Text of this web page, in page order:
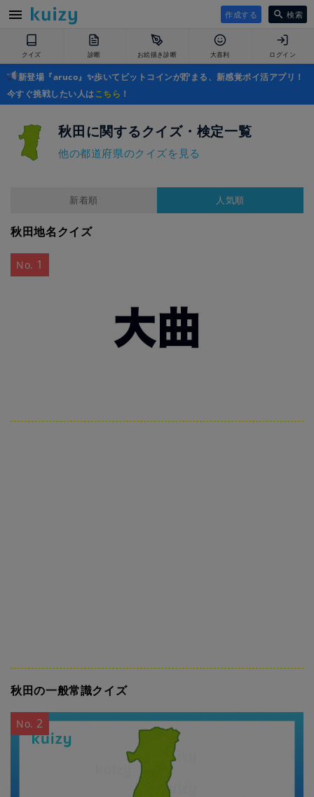
作成する 検索
クイズ 診断 お絵描き診断 大喜利 ログイン
新登場『aruco』✨歩いてビットコインが貯まる、新感覚ポイ活アプリ！
今すぐ挑戦したい人はこちら ！
秋田に関するクイズ・検定一覧
他の都道府県のクイズを見る
新着順 人気順
秋田地名クイズ
No. 1
秋田の一般常識クイズ
No. 2